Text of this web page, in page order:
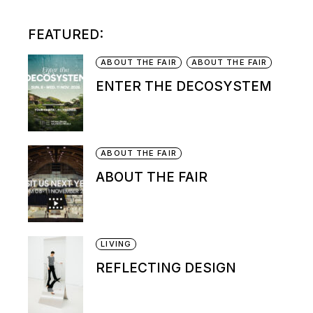
FEATURED:
ABOUT THE FAIR ABOUT THE FAIR
ENTER THE DECOSYSTEM
ABOUT THE FAIR
ABOUT THE FAIR
LIVING
REFLECTING DESIGN